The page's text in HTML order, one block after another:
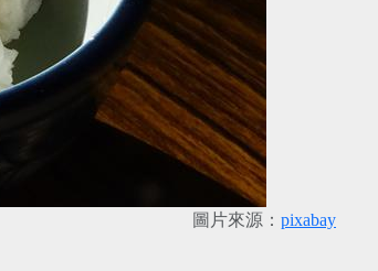
圖片來源： pixabay